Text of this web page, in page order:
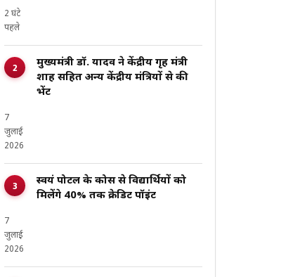
2 घंटे
पहले
मुख्यमंत्री डॉ. यादव ने केंद्रीय गृह मंत्री
शाह सहित अन्य केंद्रीय मंत्रियों से की
भेंट
7
जुलाई
2026
स्वयं पोर्टल के कोर्स से विद्यार्थियों को
मिलेंगे 40% तक क्रेडिट पॉइंट
7
जुलाई
2026